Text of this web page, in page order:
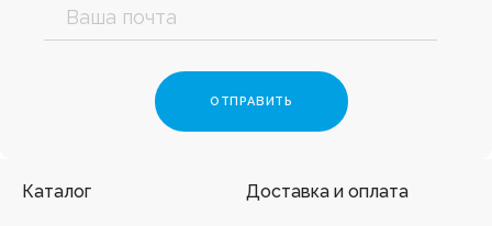
Каталог Доставка и оплата